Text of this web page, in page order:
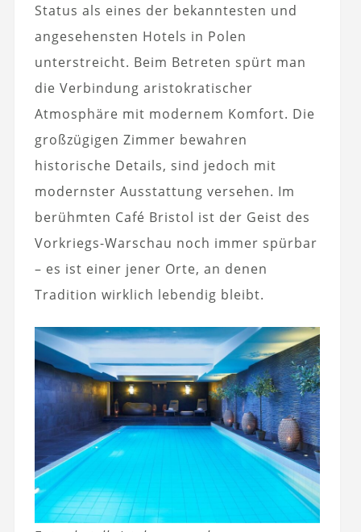
Status als eines der bekanntesten und
angesehensten Hotels in Polen
unterstreicht. Beim Betreten spürt man
die Verbindung aristokratischer
Atmosphäre mit modernem Komfort. Die
großzügigen Zimmer bewahren
historische Details, sind jedoch mit
modernster Ausstattung versehen. Im
berühmten Café Bristol ist der Geist des
Vorkriegs-Warschau noch immer spürbar
– es ist einer jener Orte, an denen
Tradition wirklich lebendig bleibt.